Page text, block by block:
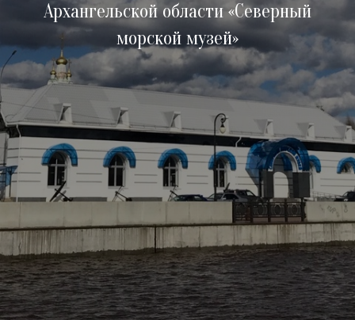
Архангельской области «Северный
морской музей»